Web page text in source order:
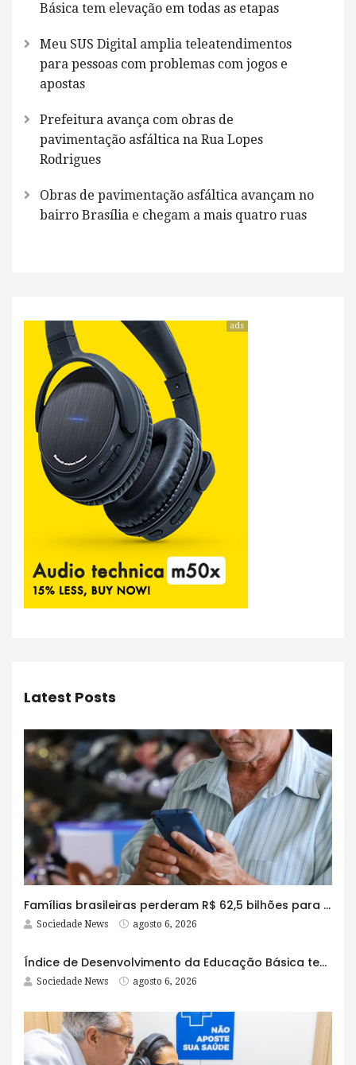
Básica tem elevação em todas as etapas
Meu SUS Digital amplia teleatendimentos
para pessoas com problemas com jogos e
apostas
Prefeitura avança com obras de
pavimentação asfáltica na Rua Lopes
Rodrigues
Obras de pavimentação asfáltica avançam no
bairro Brasília e chegam a mais quatro ruas
ads
Latest Posts
Famílias brasileiras perderam R$ 62,5 bilhões para bets em 2025
Sociedade News agosto 6, 2026
Índice de Desenvolvimento da Educação Básica tem elevação em todas as etapas
Sociedade News agosto 6, 2026